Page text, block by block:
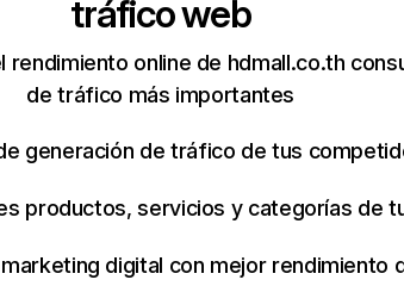
tráfico web
rendimiento online de hdmall.co.th
de tráfico más importantes
generación de tráfico de tus
productos, servicios y categorías de
digital con mejor rendimiento